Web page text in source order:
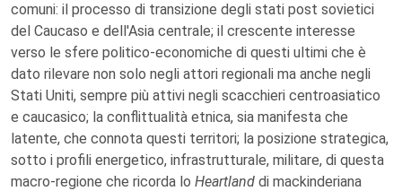
comuni: il processo di transizione degli stati post sovietici
del Caucaso e dell'Asia centrale; il crescente interesse
verso le sfere politico-economiche di questi ultimi che è
dato rilevare non solo negli attori regionali ma anche negli
Stati Uniti, sempre più attivi negli scacchieri centroasiatico
e caucasico; la conflittualità etnica, sia manifesta che
latente, che connota questi territori; la posizione strategica,
sotto i profili energetico, infrastrutturale, militare, di questa
macro-regione che ricorda lo Heartland di mackinderiana